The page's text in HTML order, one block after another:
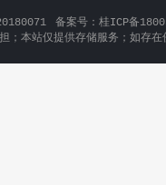
备案号：桂ICP备
；本站仅提供存储服务；如存